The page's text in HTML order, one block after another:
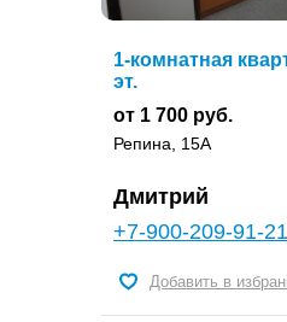
1-комнатная
эт.
от 1 700 руб.
Репина, 15А
Дмитрий
+7-900-209-91-21
Добавить в